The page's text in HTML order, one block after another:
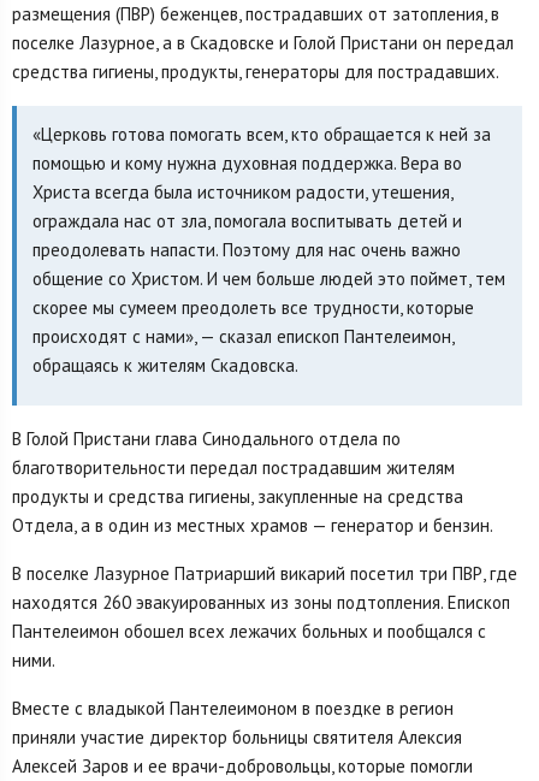
размещения (ПВР) беженцев, пострадавших от затопления, в
поселке Лазурное, а в Скадовске и Голой Пристани он передал
средства гигиены, продукты, генераторы для пострадавших.
«Церковь готова помогать всем, кто обращается к ней за
помощью и кому нужна духовная поддержка. Вера во
Христа всегда была источником радости, утешения,
ограждала нас от зла, помогала воспитывать детей и
преодолевать напасти. Поэтому для нас очень важно
общение со Христом. И чем больше людей это поймет, тем
скорее мы сумеем преодолеть все трудности, которые
происходят с нами», — сказал епископ Пантелеимон,
обращаясь к жителям Скадовска.
В Голой Пристани глава Синодального отдела по
благотворительности передал пострадавшим жителям
продукты и средства гигиены, закупленные на средства
Отдела, а в один из местных храмов — генератор и бензин.
В поселке Лазурное Патриарший викарий посетил три ПВР, где
находятся 260 эвакуированных из зоны подтопления. Епископ
Пантелеимон обошел всех лежачих больных и пообщался с
ними.
Вместе с владыкой Пантелеимоном в поездке в регион
приняли участие директор больницы святителя Алексия
Алексей Заров и ее врачи-добровольцы, которые помогли